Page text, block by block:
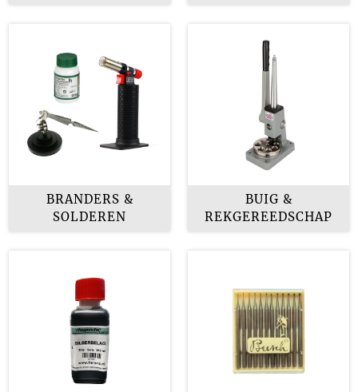
BRANDERS &
SOLDEREN
BUIG &
REKGEREEDSCHAP